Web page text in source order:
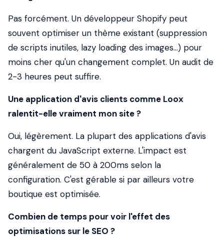
Pas forcément. Un développeur Shopify peut
souvent optimiser un thème existant (suppression
de scripts inutiles, lazy loading des images...) pour
moins cher qu'un changement complet. Un audit de
2-3 heures peut suffire.
Une application d'avis clients comme Loox
ralentit-elle vraiment mon site ?
Oui, légèrement. La plupart des applications d'avis
chargent du JavaScript externe. L'impact est
généralement de 50 à 200ms selon la
configuration. C'est gérable si par ailleurs votre
boutique est optimisée.
Combien de temps pour voir l'effet des
optimisations sur le SEO ?